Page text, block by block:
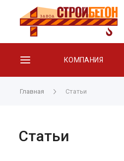
КОМПАНИЯ
Главная Статьи
Статьи